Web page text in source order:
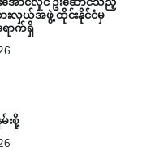
းလှယ်အဖွဲ့ ထိုင်းနိုင်ငံမှ
ောက်ရှိ
းစို့